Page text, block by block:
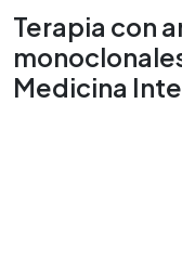
Terapia con
Medicina